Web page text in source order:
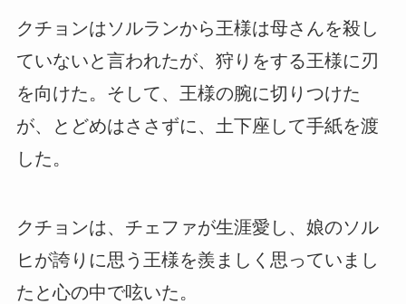
クチョンはソルランから王様は母さんを殺し
ていないと言われたが、狩りをする王様に刃
を向けた。そして、王様の腕に切りつけた
が、とどめはささずに、土下座して手紙を渡
した。
クチョンは、チェファが生涯愛し、娘のソル
ヒが誇りに思う王様を羨ましく思っていまし
たと心の中で呟いた。